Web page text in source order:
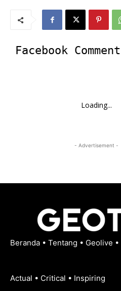
Facebook Comment
Loading...
- Advertisement -
Beranda • Tentang • Geolive •
Actual • Critical • Inspiring